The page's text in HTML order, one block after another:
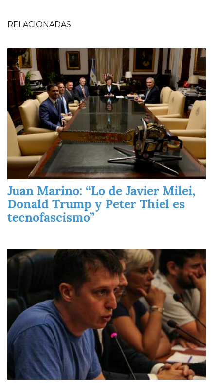
RELACIONADAS
Imagen
Juan Marino: “Lo de Javier Milei,
Donald Trump y Peter Thiel es
tecnofascismo”
Imagen